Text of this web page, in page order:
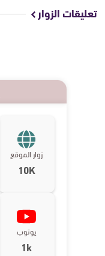
تعليقات الزوار
زوار الموقع
10K
يوتوب
1k